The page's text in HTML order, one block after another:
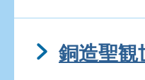
銅造聖観